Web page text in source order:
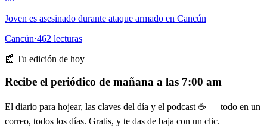
Joven es asesinado durante ataque armado en Cancún
Cancún·462 lecturas
📰 Tu edición de hoy
Recibe el periódico de mañana a las 7:00 am
El diario para hojear, las claves del día y el podcast ☕ — todo en un
correo, todos los días. Gratis, y te das de baja con un clic.